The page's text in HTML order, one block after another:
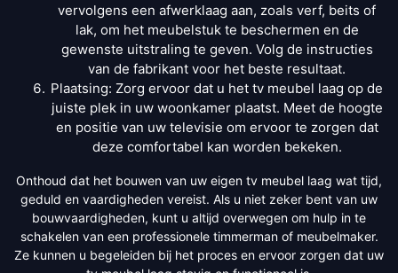
vervolgens een afwerklaag aan, zoals verf, beits of
lak, om het meubelstuk te beschermen en de
gewenste uitstraling te geven. Volg de instructies
van de fabrikant voor het beste resultaat.
Plaatsing: Zorg ervoor dat u het tv meubel laag op de
juiste plek in uw woonkamer plaatst. Meet de hoogte
en positie van uw televisie om ervoor te zorgen dat
deze comfortabel kan worden bekeken.
Onthoud dat het bouwen van uw eigen tv meubel laag wat tijd,
geduld en vaardigheden vereist. Als u niet zeker bent van uw
bouwvaardigheden, kunt u altijd overwegen om hulp in te
schakelen van een professionele timmerman of meubelmaker.
Ze kunnen u begeleiden bij het proces en ervoor zorgen dat uw